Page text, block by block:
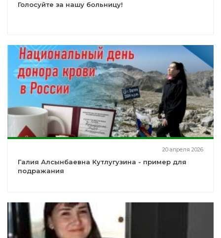
Голосуйте за нашу больницу!
20 апреля 2026
Галия Алсынбаевна Кутлугузина - пример для
подражания